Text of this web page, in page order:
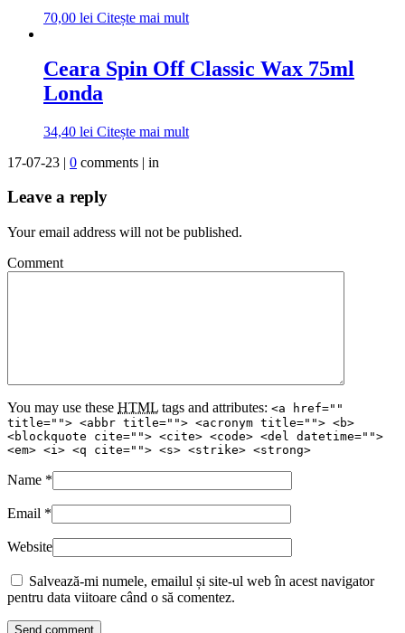
70,00 lei Citește mai mult
Ceara Spin Off Classic Wax 75ml
Londa
34,40 lei Citește mai mult
17-07-23 | 0 comments | in
Leave a reply
Your email address will not be published.
Comment
You may use these HTML tags and attributes: <a href=""
title=""> <abbr title=""> <acronym title=""> <b>
<blockquote cite=""> <cite> <code> <del datetime="">
<em> <i> <q cite=""> <s> <strike> <strong>
Name *
Email *
Website
Salvează-mi numele, emailul și site-ul web în acest navigator
pentru data viitoare când o să comentez.